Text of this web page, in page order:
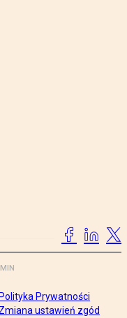
Polityka Prywatności
Zmiana ustawień zgód